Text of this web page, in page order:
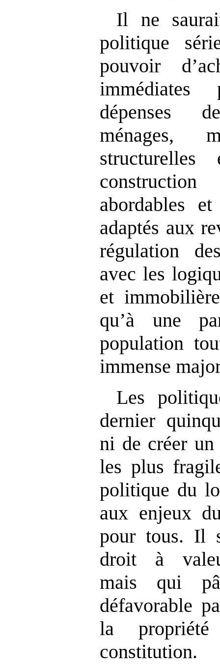
Il ne
politique
pouvoir
dépenses
ménages,
abordables
adaptés aux
régulation
avec les
et
qu’à une
population
immense
Les
dernier
ni de créer
les plus
politique du
aux enjeux
pour tous. Il
droit à
mais qui
défavorable
la
constitution.